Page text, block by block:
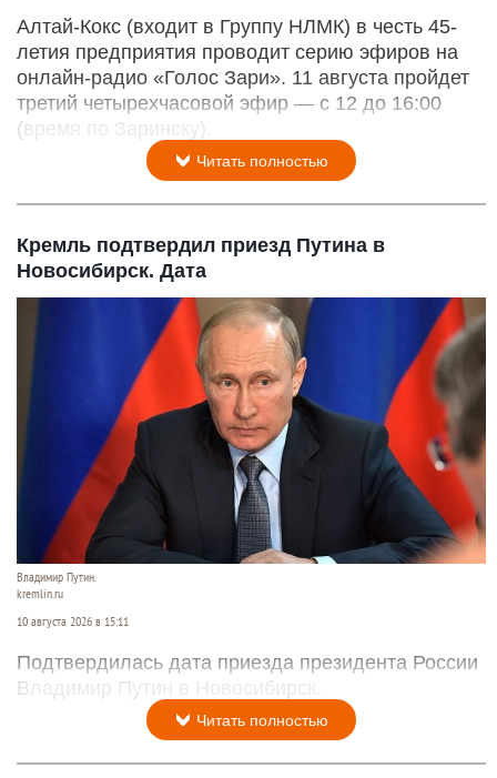
Алтай-Кокс (входит в Группу НЛМК) в честь 45-
летия предприятия проводит серию эфиров на
онлайн-радио «Голос Зари». 11 августа пройдет
третий четырехчасовой эфир — с 12 до 16:00
(время по Заринску).
Читать полностью
Кремль подтвердил приезд Путина в
Новосибирск. Дата
Владимир Путин.
kremlin.ru
10 августа 2026 в 15:11
Подтвердилась дата приезда президента России
Владимир Путин в Новосибирск.
Читать полностью